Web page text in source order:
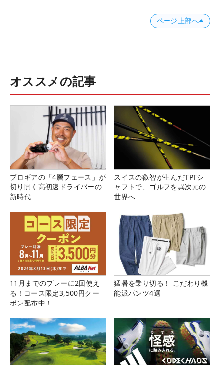
ページ上部へ
オススメの記事
プロギアの「4層フェース」が
切り開く高初速ドライバーの
新時代
スイスの叡智が生んだTPTシ
ャフトで、ゴルフを異次元の
世界へ
11月までのプレーに2回使え
る！コース限定3,500円クー
ポン配布中！
猛暑を乗り切る！ こだわり機
能派パンツ4選